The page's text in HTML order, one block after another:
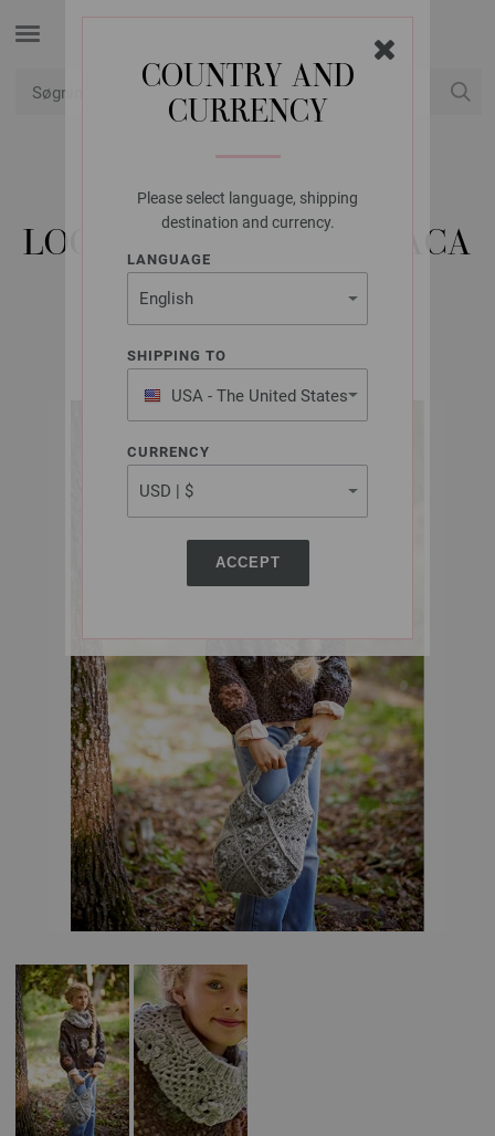
COUNTRY AND
CURRENCY
Please select language, shipping
destination and currency.
LANGUAGE
SHIPPING TO
USA - The United States
of America
CURRENCY
ACCEPT
LANA GROSSA
LOOP ALTA MODA ALPACA
FILATI Kids & Teens Udgave 4 (DK) | Model 22